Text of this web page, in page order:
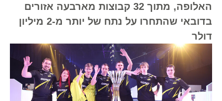
האלופה, מתוך 32 קבוצות מארבעה אזורים
בדובאי שהתחרו על נתח של יותר מ-2 מיליון
דולר